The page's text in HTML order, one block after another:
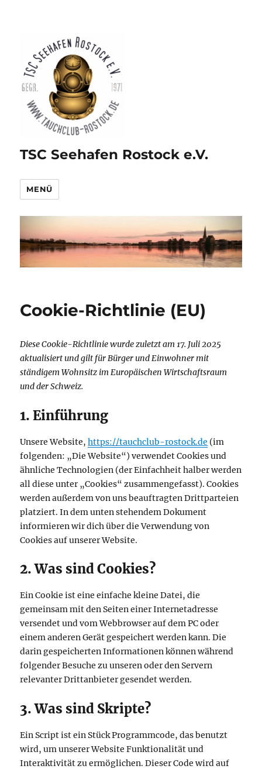
TSC Seehafen Rostock e.V.
MENÜ
Cookie-Richtlinie (EU)
Diese Cookie-Richtlinie wurde zuletzt am 17. Juli 2025
aktualisiert und gilt für Bürger und Einwohner mit
ständigem Wohnsitz im Europäischen Wirtschaftsraum
und der Schweiz.
1. Einführung
Unsere Website,https://tauchclub-rostock.de (im
folgenden: „Die Website“) verwendet Cookies und
ähnliche Technologien (der Einfachheit halber werden
all diese unter „Cookies“ zusammengefasst). Cookies
werden außerdem von uns beauftragten Drittparteien
platziert. In dem unten stehendem Dokument
informieren wir dich über die Verwendung von
Cookies auf unserer Website.
2. Was sind Cookies?
Ein Cookie ist eine einfache kleine Datei, die
gemeinsam mit den Seiten einer Internetadresse
versendet und vom Webbrowser auf dem PC oder
einem anderen Gerät gespeichert werden kann. Die
darin gespeicherten Informationen können während
folgender Besuche zu unseren oder den Servern
relevanter Drittanbieter gesendet werden.
3. Was sind Skripte?
Ein Script ist ein Stück Programmcode, das benutzt
wird, um unserer Website Funktionalität und
Interaktivität zu ermöglichen. Dieser Code wird auf